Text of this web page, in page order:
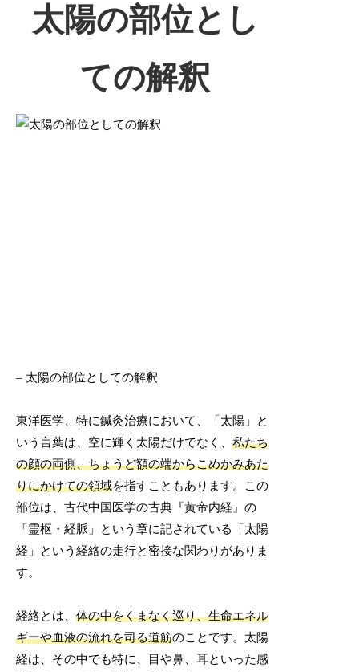
太陽の部位とし
ての解釈
– 太陽の部位としての解釈
東洋医学、特に鍼灸治療において、「太陽」と
いう言葉は、空に輝く太陽だけでなく、私たち
の顔の両側、ちょうど額の端からこめかみあた
りにかけての領域を指すこともあります。この
部位は、古代中国医学の古典『黄帝内経』の
「霊枢・経脈」という章に記されている「太陽
経」という経絡の走行と密接な関わりがありま
す。
経絡とは、体の中をくまなく巡り、生命エネル
ギーや血液の流れを司る道筋のことです。太陽
経は、その中でも特に、目や鼻、耳といった感